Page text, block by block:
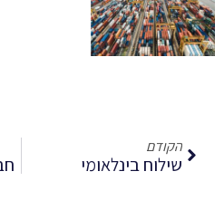
הקודם
שילוח בינלאומי